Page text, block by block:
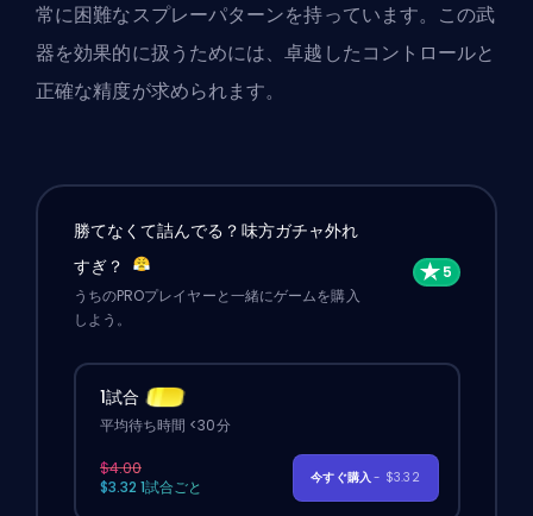
常に困難なスプレーパターンを持っています。この武
器を効果的に扱うためには、卓越したコントロールと
正確な精度が求められます。
勝てなくて詰んでる？味方ガチャ外れ
すぎ？
うちのPROプレイヤーと一緒にゲームを購入
しよう。
1試合
平均待ち時間 <30分
$4.00
$3.32 1試合ごと
今すぐ購入- $3.32